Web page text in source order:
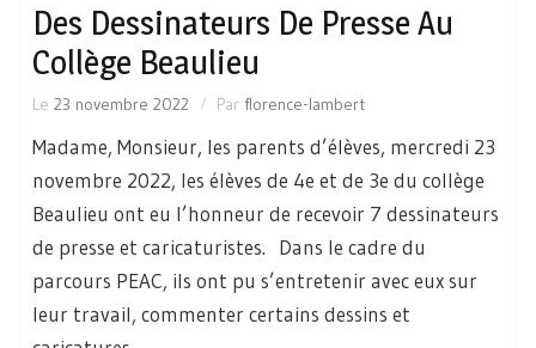
Des Dessinateurs De Presse Au
Collège Beaulieu
Le 23 novembre 2022 Par florence-lambert
Madame, Monsieur, les parents d’élèves, mercredi 23
novembre 2022, les élèves de 4e et de 3e du collège
Beaulieu ont eu l’honneur de recevoir 7 dessinateurs
de presse et caricaturistes. Dans le cadre du
parcours PEAC, ils ont pu s’entretenir avec eux sur
leur travail, commenter certains dessins et